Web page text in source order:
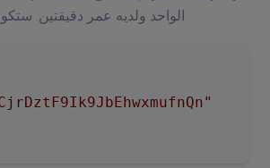
الواحد ولديه عمر دقيقتين. ستكون سلسلة مثل ما يلي: